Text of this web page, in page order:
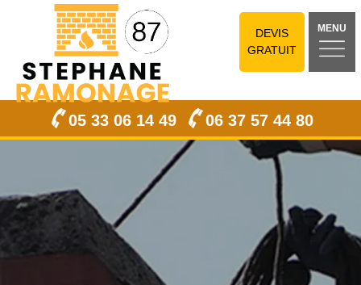
DEVIS
GRATUIT
MENU
05 33 06 14 49 06 37 57 44 80